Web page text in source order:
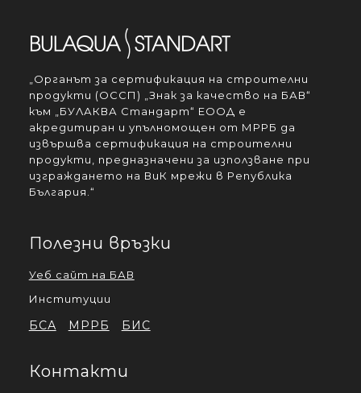
„Органът за сертификация на строителни
продукти (ОССП) „Знак за качество на БАВ“
към „БУЛАКВА Стандарт“ ЕООД е
акредитиран и упълномощен от МРРБ да
извършва сертификация на строителни
продукти, предназначени за използване при
изграждането на ВиК мрежи в Република
България.“
Полезни връзки
Уеб сайт на БАВ
Институции
БСА МРРБ БИС
Контакти